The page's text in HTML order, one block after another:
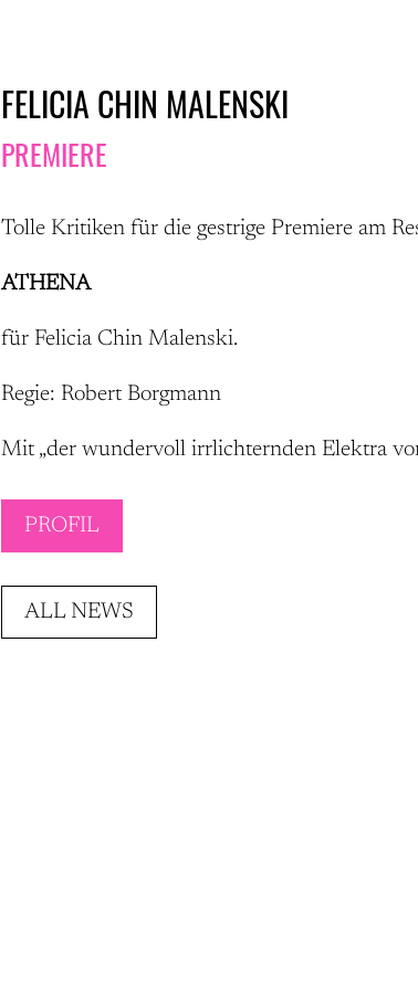
FELICIA CHIN MALENSKI
PREMIERE
Tolle Kritiken für die gestrige Premiere am
ATHENA
für Felicia Chin Malenski.
Regie: Robert Borgmann
Mit „der wundervoll irrlichternden Elektra
PROFIL
ALL NEWS